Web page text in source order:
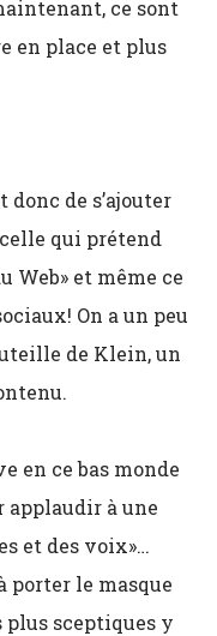
ce sont
en place et plus
de s’ajouter
qui prétend
Web» et même ce
On a un peu
de Klein, un
en ce bas monde
applaudir à une
et des voix»…
porter le masque
plus sceptiques y